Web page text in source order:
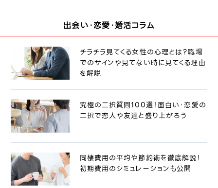
出会い・恋愛・婚活コラム
チラチラ見てくる女性の心理とは？職場
でのサインや見てない時に見てくる理由
を解説
究極の二択質問100選！面白い・恋愛の
二択で恋人や友達と盛り上がろう
同棲費用の平均や節約術を徹底解説！
初期費用のシミュレーションも公開